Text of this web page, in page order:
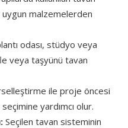
malzemelerden
odası, stüdyo veya
veya taşyünü tavan
ile proje öncesi
yardımcı olur.
Seçilen tavan sisteminin